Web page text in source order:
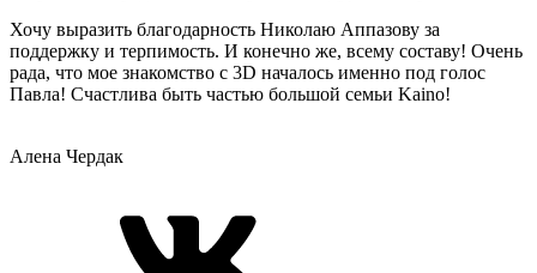
Хочу выразить благодарность Николаю Аппазову за
поддержку и терпимость. И конечно же, всему составу! Очень
рада, что мое знакомство с 3D началось именно под голос
Павла! Счастлива быть частью большой семьи Kaino!
Алена Чердак